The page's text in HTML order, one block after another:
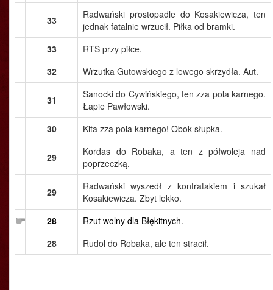
33
Radwański prostopadle do Kosakiewicza, ten
jednak fatalnie wrzucił. Piłka od bramki.
33
RTS przy piłce.
32
Wrzutka Gutowskiego z lewego skrzydła. Aut.
31
Sanocki do Cywińskiego, ten zza pola karnego.
Łapie Pawłowski.
30
Kita zza pola karnego! Obok słupka.
29
Kordas do Robaka, a ten z półwoleja nad
poprzeczką.
29
Radwański wyszedł z kontratakiem i szukał
Kosakiewicza. Zbyt lekko.
28
Rzut wolny dla Błękitnych.
28
Rudol do Robaka, ale ten stracił.